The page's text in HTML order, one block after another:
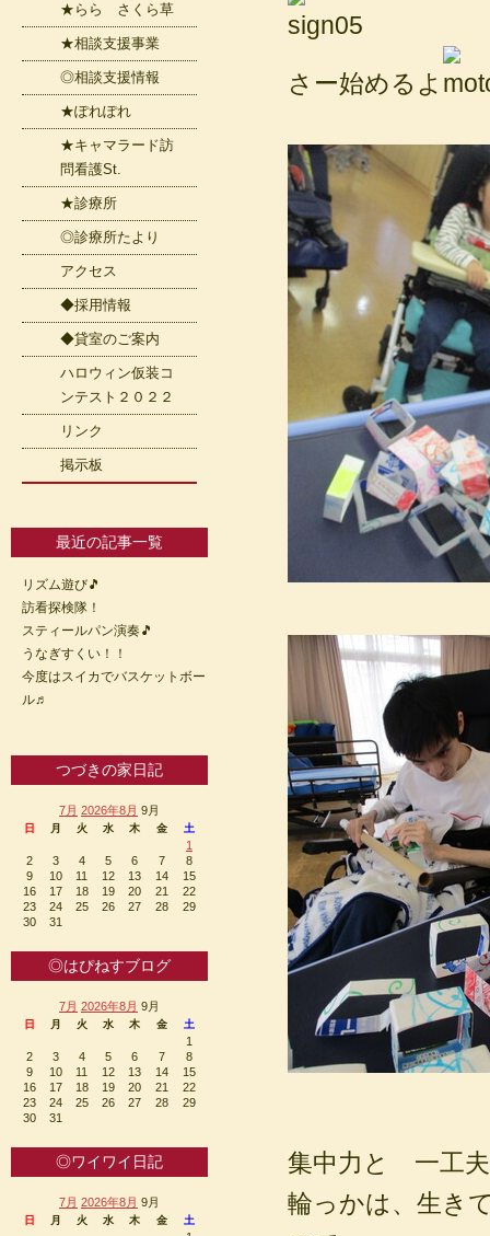
さー始めるよ
集中力と 一工
輪っかは、生き
★らら さくら草
★相談支援事業
◎相談支援情報
★ぽれぽれ
★キャマラード訪
問看護St.
★診療所
◎診療所たより
アクセス
◆採用情報
◆貸室のご案内
ハロウィン仮装コ
ンテスト２０２２
リンク
掲示板
最近の記事一覧
リズム遊び🎵
訪看探検隊！
スティールパン演奏🎵
うなぎすくい！！
今度はスイカでバスケットボー
ル♬
つづきの家日記
7月 2026年8月 9月
日 月 火 水 木 金 土
1
2
3 4 5 6 7
8
9
10 11 12 13 14
15
16
17 18 19 20 21
22
23
24 25 26 27 28
29
30
31
◎はぴねすブログ
7月 2026年8月 9月
日 月 火 水 木 金 土
1
2
3 4 5 6 7
8
9
10 11 12 13 14
15
16
17 18 19 20 21
22
23
24 25 26 27 28
29
30
31
◎ワイワイ日記
7月 2026年8月 9月
日 月 火 水 木 金 土